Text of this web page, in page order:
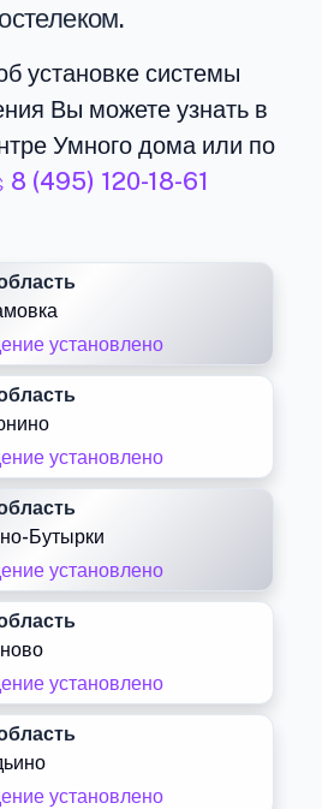
установке системы
Вы можете узнать в
Умного дома или по
8 (495) 120-18-61
установлено
установлено
Бутырки
установлено
установлено
установлено